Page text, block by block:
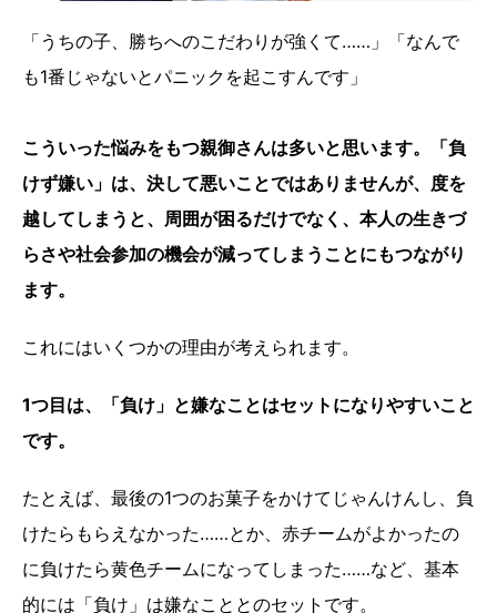
「うちの子、勝ちへのこだわりが強くて……」「なんで
も1番じゃないとパニックを起こすんです」
こういった悩みをもつ親御さんは多いと思います。
「負
けず嫌い」は、決して悪いことではありませんが、度を
越してしまうと、周囲が困るだけでなく、本人の生きづ
らさや社会参加の機会が減ってしまうことにもつながり
ます。
これにはいくつかの理由が考えられます。
1つ目は、「負け」と嫌なことはセットになりやすいこと
です。
たとえば、最後の1つのお菓子をかけてじゃんけんし、負
けたらもらえなかった……とか、赤チームがよかったの
に負けたら黄色チームになってしまった……など、基本
的には「負け」は嫌なこととのセットです。